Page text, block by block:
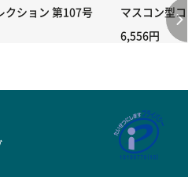
切り替えスイッチRC-02/C002 /
クション 第107号
マスコン型
6,556円